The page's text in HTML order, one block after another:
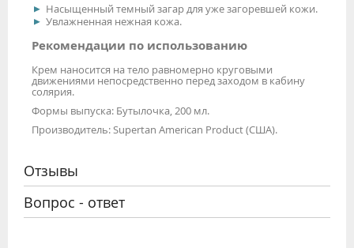
Насыщенный темный загар для уже загоревшей кожи.
Увлажненная нежная кожа.
Рекомендации по использованию
Крем наносится на тело равномерно круговыми
движениями непосредственно перед заходом в кабину
солярия.
Формы выпуска: Бутылочка, 200 мл.
Производитель: Supertan American Product (США).
Отзывы
Вопрос - ответ